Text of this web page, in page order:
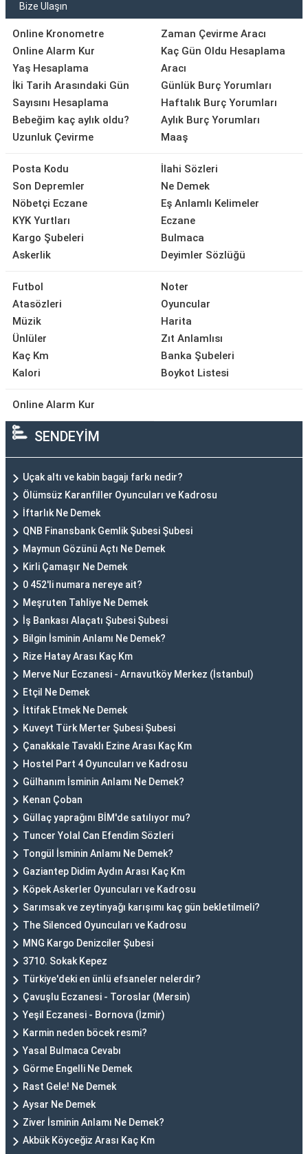
Bize Ulaşın
Online Kronometre
Online Alarm Kur
Yaş Hesaplama
İki Tarih Arasındaki Gün
Sayısını Hesaplama
Bebeğim kaç aylık oldu?
Uzunluk Çevirme
Zaman Çevirme Aracı
Kaç Gün Oldu Hesaplama
Aracı
Günlük Burç Yorumları
Haftalık Burç Yorumları
Aylık Burç Yorumları
Maaş
Posta Kodu
Son Depremler
Nöbetçi Eczane
KYK Yurtları
Kargo Şubeleri
Askerlik
İlahi Sözleri
Ne Demek
Eş Anlamlı Kelimeler
Eczane
Bulmaca
Deyimler Sözlüğü
Futbol
Atasözleri
Müzik
Ünlüler
Kaç Km
Kalori
Noter
Oyuncular
Harita
Zıt Anlamlısı
Banka Şubeleri
Boykot Listesi
Online Alarm Kur
SENDEYİM
Uçak altı ve kabin bagajı farkı nedir?
Ölümsüz Karanfiller Oyuncuları ve Kadrosu
İftarlık Ne Demek
QNB Finansbank Gemlik Şubesi Şubesi
Maymun Gözünü Açtı Ne Demek
Kirli Çamaşır Ne Demek
0 452'li numara nereye ait?
Meşruten Tahliye Ne Demek
İş Bankası Alaçatı Şubesi Şubesi
Bilgin İsminin Anlamı Ne Demek?
Rize Hatay Arası Kaç Km
Merve Nur Eczanesi - Arnavutköy Merkez (İstanbul)
Etçil Ne Demek
İttifak Etmek Ne Demek
Kuveyt Türk Merter Şubesi Şubesi
Çanakkale Tavaklı Ezine Arası Kaç Km
Hostel Part 4 Oyuncuları ve Kadrosu
Gülhanım İsminin Anlamı Ne Demek?
Kenan Çoban
Güllaç yaprağını BİM'de satılıyor mu?
Tuncer Yolal Can Efendim Sözleri
Tongül İsminin Anlamı Ne Demek?
Gaziantep Didim Aydın Arası Kaç Km
Köpek Askerler Oyuncuları ve Kadrosu
Sarımsak ve zeytinyağı karışımı kaç gün bekletilmeli?
The Silenced Oyuncuları ve Kadrosu
MNG Kargo Denizciler Şubesi
3710. Sokak Kepez
Türkiye'deki en ünlü efsaneler nelerdir?
Çavuşlu Eczanesi - Toroslar (Mersin)
Yeşil Eczanesi - Bornova (İzmir)
Karmin neden böcek resmi?
Yasal Bulmaca Cevabı
Görme Engelli Ne Demek
Rast Gele! Ne Demek
Aysar Ne Demek
Ziver İsminin Anlamı Ne Demek?
Akbük Köyceğiz Arası Kaç Km